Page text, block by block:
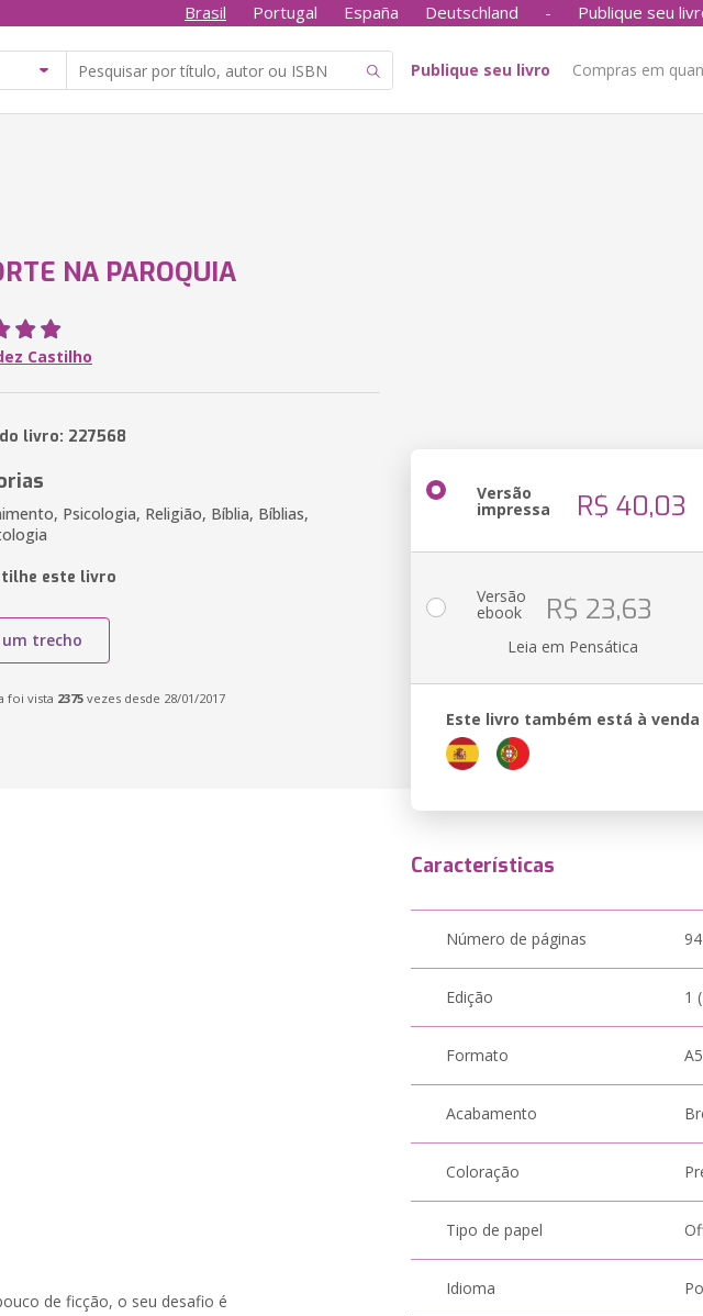
Brasil Portugal España Deutschland - Publique seu
Publique seu livro Compras em
NA PAROQUIA
Castilho
livro: 227568
Psicologia, Religião, Bíblia, Bíblias,
este livro
um trecho
foi vista 2375 vezes desde 28/01/2017
Versão
impressa R$ 40,03
Versão
ebook R$ 23,63
Leia em Pensática
Este livro também está à venda
de ficção, o seu desafio é
Características
Número de páginas 94
Edição 1
Formato
Acabamento
Coloração
Tipo de papel
Idioma